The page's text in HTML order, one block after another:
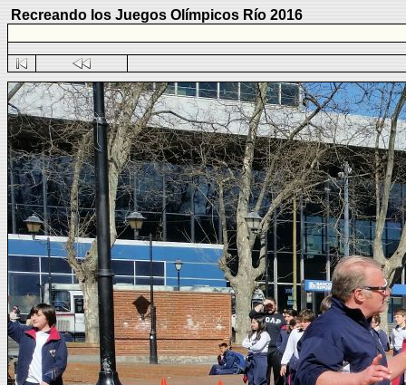
Recreando los Juegos Olímpicos Río 2016